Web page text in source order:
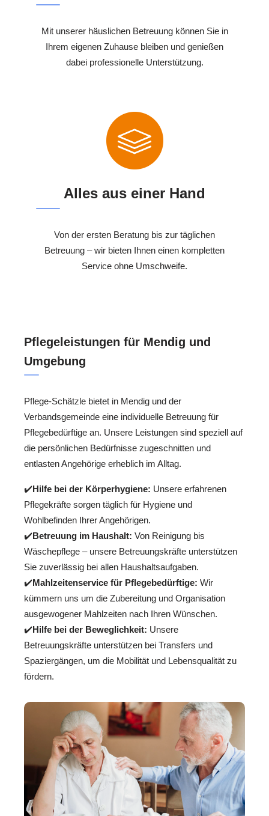
Mit unserer häuslichen Betreuung können Sie in
Ihrem eigenen Zuhause bleiben und genießen
dabei professionelle Unterstützung.
Alles aus einer Hand
Von der ersten Beratung bis zur täglichen
Betreuung – wir bieten Ihnen einen kompletten
Service ohne Umschweife.
Pflegeleistungen für Mendig und
Umgebung
Pflege-Schätzle bietet in Mendig und der
Verbandsgemeinde eine individuelle Betreuung für
Pflegebedürftige an. Unsere Leistungen sind speziell auf
die persönlichen Bedürfnisse zugeschnitten und
entlasten Angehörige erheblich im Alltag.
✔️Hilfe bei der Körperhygiene: Unsere erfahrenen
Pflegekräfte sorgen täglich für Hygiene und
Wohlbefinden Ihrer Angehörigen.
✔️Betreuung im Haushalt: Von Reinigung bis
Wäschepflege – unsere Betreuungskräfte unterstützen
Sie zuverlässig bei allen Haushaltsaufgaben.
✔️Mahlzeitenservice für Pflegebedürftige: Wir
kümmern uns um die Zubereitung und Organisation
ausgewogener Mahlzeiten nach Ihren Wünschen.
✔️Hilfe bei der Beweglichkeit: Unsere
Betreuungskräfte unterstützen bei Transfers und
Spaziergängen, um die Mobilität und Lebensqualität zu
fördern.